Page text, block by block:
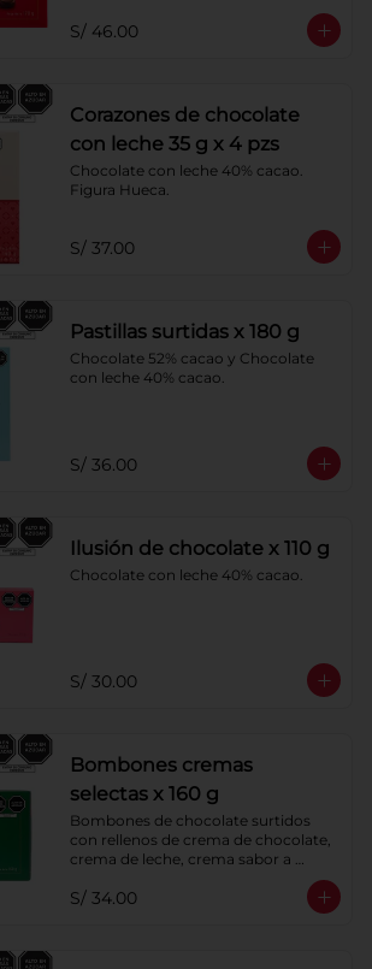
chocolate blanco sabor a frambuesa,
pasta de cacao con licor sabor a
Coberturas: chocolate 52% de cacao
y chocolate con leche 40% cacao.
S/ 46.00
Corazones de chocolate
con leche 35 g x 4 pzs
Chocolate con leche 40% cacao.
Figura Hueca.
S/ 37.00
Pastillas surtidas x 180 g
Chocolate 52% cacao y Chocolate
con leche 40% cacao.
S/ 36.00
Ilusión de chocolate x 110 g
Chocolate con leche 40% cacao.
S/ 30.00
Bombones cremas
selectas x 160 g
Bombones de chocolate surtidos
con rellenos de crema de chocolate,
crema de leche, crema sabor a
menta y crema de café. Cobertura
de chocolate: 52% cacao.
S/ 34.00